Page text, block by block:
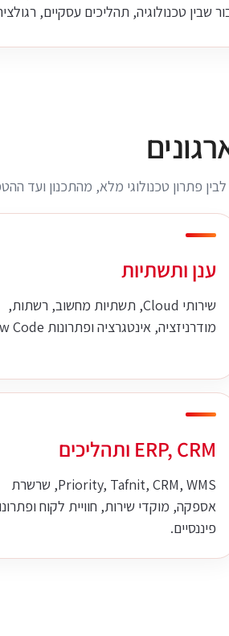
טכנולוגיה, תהליכים עסקיים,
פתרון טכנולוגי מלא, מהתכנון ועד
ענן ותשתיות
שירותי Cloud, תשתיות מחשוב, רשתות,
מודרניזציה, אינטגרציה ופתרונות Low Code.
ERP, CRM ותהליכים
Priority, Tafnit, CRM, WMS, שרשרת
אספקה, מוקדי שירות, חוויית לקוח
פיננסיים.